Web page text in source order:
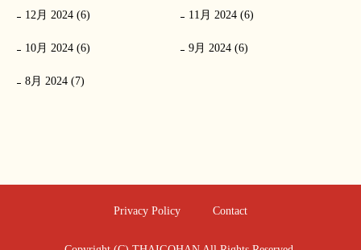
12月 2024 (6) 11月 2024 (6)
10月 2024 (6) 9月 2024 (6)
8月 2024 (7)
Privacy Policy Contact